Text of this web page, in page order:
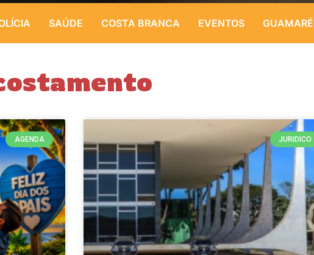
SAÚDE COSTA BRANCA EVENTOS GUAMARÉ
AGENDA JURIDICO